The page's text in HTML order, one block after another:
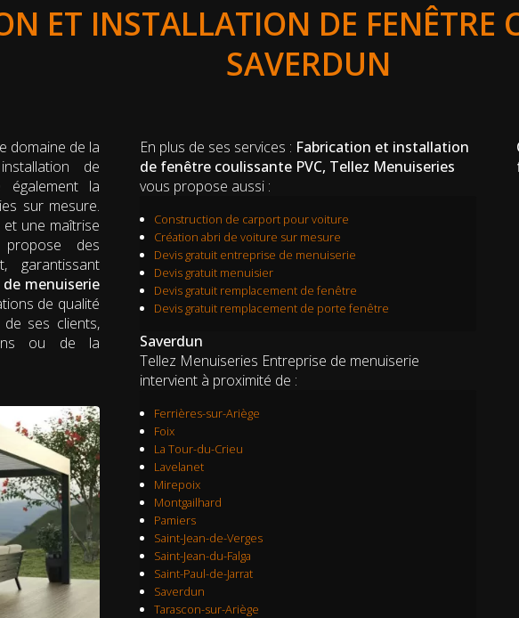
ET INSTALLATION DE FENÊTRE
SAVERDUN
domaine de la
de
également la
sur mesure.
une maîtrise
propose des
garantissant
menuiserie
de qualité
ses clients,
ou de la
En plus de ses services : Fabrication et installation
de fenêtre coulissante PVC, Tellez Menuiseries
vous propose aussi :
Construction de carport pour voiture
Création abri de voiture sur mesure
Devis gratuit entreprise de menuiserie
Devis gratuit menuisier
Devis gratuit remplacement de fenêtre
Devis gratuit remplacement de porte fenêtre
Saverdun
Tellez Menuiseries Entreprise de menuiserie
intervient à proximité de :
Ferrières-sur-Ariège
Foix
La Tour-du-Crieu
Lavelanet
Mirepoix
Montgailhard
Pamiers
Saint-Jean-de-Verges
Saint-Jean-du-Falga
Saint-Paul-de-Jarrat
Saverdun
Tarascon-sur-Ariège